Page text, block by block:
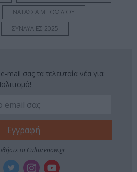
ΝΑΤΑΣΣΑ ΜΠΟΦΙΛΙΟΥ
ΣΥΝΑΥΛΙΕΣ 2025
σας τα τελευταία νέα για
το Culturenow.gr